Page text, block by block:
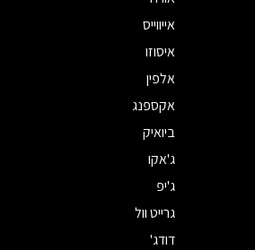
אייווייס
איסוזו
אלפין
אקספנג
ביואיק
ג'אקו
ג'יפ
גרייט וול
דודג'